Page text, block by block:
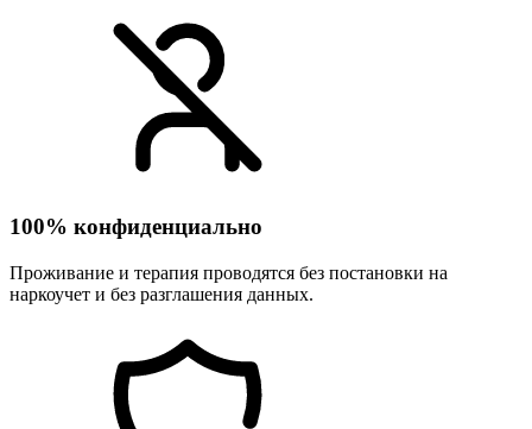
100% конфиденциально
Проживание и терапия проводятся без постановки на
наркоучет и без разглашения данных.